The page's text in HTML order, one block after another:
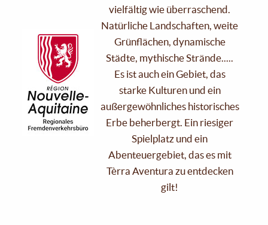
vielfältig wie überraschend.
Natürliche Landschaften, weite
Grünflächen, dynamische
Städte, mythische Strände.....
Es ist auch ein Gebiet, das
starke Kulturen und ein
außergewöhnliches historisches
Erbe beherbergt. Ein riesiger
Spielplatz und ein
Abenteuergebiet, das es mit
Tèrra Aventura zu entdecken
gilt!